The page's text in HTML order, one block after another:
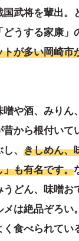
武将を輩出。
うする家康」
が多い岡崎市
噌や酒、みりん
から根付いて
、 きしめん、
」も有名です。
うどん、味噌お
は絶品ぞろい
く食べられてい